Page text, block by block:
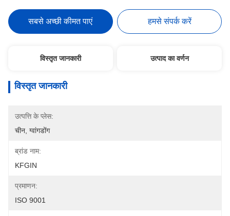
सबसे अच्छी कीमत पाएं हमसे संपर्क करें
विस्तृत जानकारी उत्पाद का वर्णन
विस्तृत जानकारी
उत्पत्ति के प्लेस:
चीन, ग्वांगडोंग
ब्रांड नाम:
KFGIN
प्रमाणन:
ISO 9001